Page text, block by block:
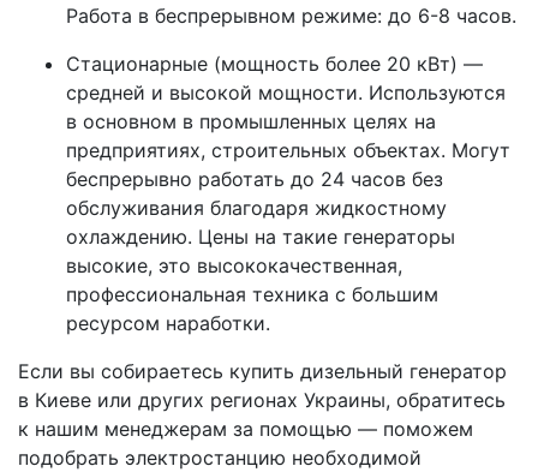
Работа в беспрерывном режиме: до 6-8 часов.
Стационарные (мощность более 20 кВт) —
средней и высокой мощности. Используются
в основном в промышленных целях на
предприятиях, строительных объектах. Могут
беспрерывно работать до 24 часов без
обслуживания благодаря жидкостному
охлаждению. Цены на такие генераторы
высокие, это высококачественная,
профессиональная техника с большим
ресурсом наработки.
Если вы собираетесь купить дизельный генератор
в Киеве или других регионах Украины, обратитесь
к нашим менеджерам за помощью — поможем
подобрать электростанцию необходимой